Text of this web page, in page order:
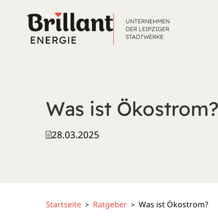
UNTERNEHMEN
DER LEIPZIGER
STADTWERKE
Was ist Ökostrom?
28.03.2025
Startseite > Ratgeber > Was ist Ökostrom?